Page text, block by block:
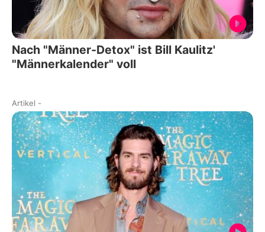
Nach "Männer-Detox" ist Bill Kaulitz'
"Männerkalender" voll
Artikel -